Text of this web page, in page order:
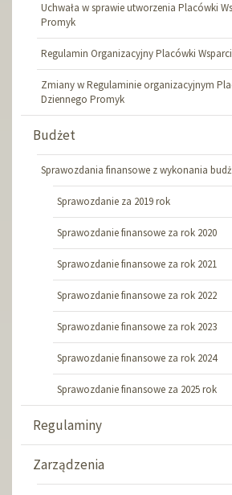
Uchwała w sprawie utworzenia Placówki
Promyk
Regulamin Organizacyjny Placówki
Zmiany w Regulaminie organizacyjnym
Dziennego Promyk
Budżet
Sprawozdania finansowe z wykonania
Sprawozdanie za 2019 rok
Sprawozdanie finansowe za rok 2020
Sprawozdanie finansowe za rok 2021
Sprawozdanie finansowe za rok 2022
Sprawozdanie finansowe za rok 2023
Sprawozdanie finansowe za rok 2024
Sprawozdanie finansowe za 2025 rok
Regulaminy
Zarządzenia